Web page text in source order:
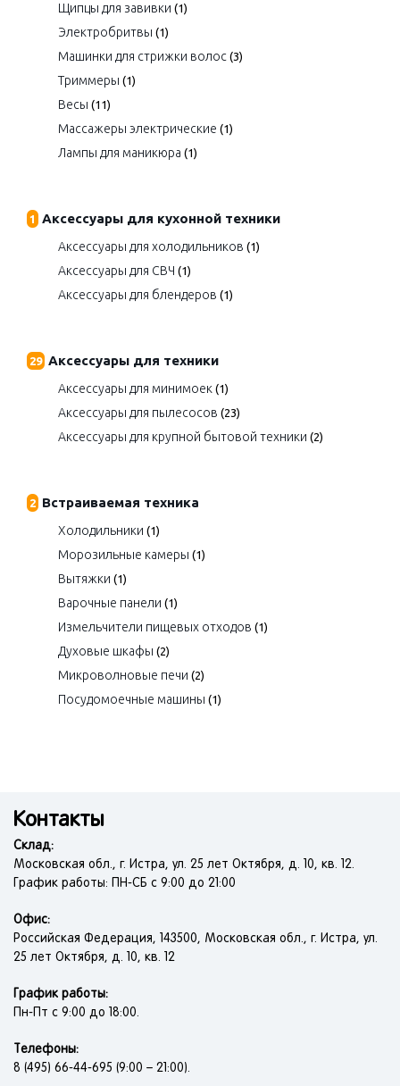
Щипцы для завивки (1)
Электробритвы (1)
Машинки для стрижки волос (3)
Триммеры (1)
Весы (11)
Массажеры электрические (1)
Лампы для маникюра (1)
1 Аксессуары для кухонной техники
Аксессуары для холодильников (1)
Аксессуары для СВЧ (1)
Аксессуары для блендеров (1)
29 Аксессуары для техники
Аксессуары для минимоек (1)
Аксессуары для пылесосов (23)
Аксессуары для крупной бытовой техники (2)
2 Встраиваемая техника
Холодильники (1)
Морозильные камеры (1)
Вытяжки (1)
Варочные панели (1)
Измельчители пищевых отходов (1)
Духовые шкафы (2)
Микроволновые печи (2)
Посудомоечные машины (1)
Контакты
Склад:
Московская обл., г. Истра, ул. 25 лет Октября, д. 10, кв. 12.
График работы: ПН-СБ с 9:00 до 21:00
Офис:
Российская Федерация, 143500, Московская обл., г. Истра, ул.
25 лет Октября, д. 10, кв. 12
График работы:
Пн-Пт с 9:00 до 18:00.
Телефоны:
8 (495) 66-44-695 (9:00 – 21:00).